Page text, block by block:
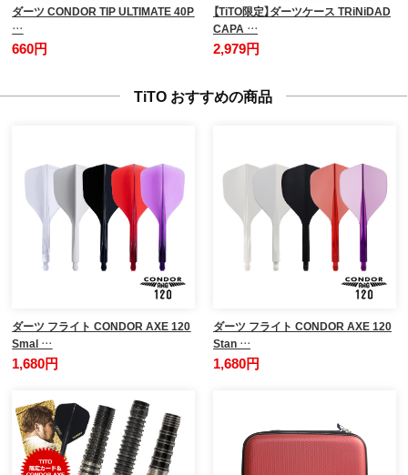
ダーツ CONDOR TIP ULTIMATE 40P
…
660円
【TiTO限定】ダーツケース TRiNiDAD
CAPA …
2,979円
TiTO おすすめの商品
ダーツ フライト CONDOR AXE 120
Smal …
1,680円
ダーツ フライト CONDOR AXE 120
Stan …
1,680円